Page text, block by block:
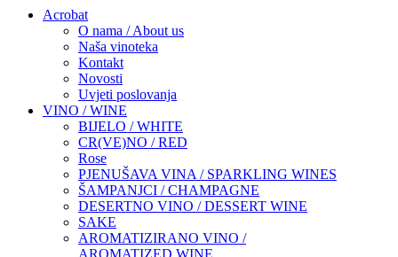
Acrobat
O nama / About us
Naša vinoteka
Kontakt
Novosti
Uvjeti poslovanja
VINO / WINE
BIJELO / WHITE
CR(VE)NO / RED
Rose
PJENUŠAVA VINA / SPARKLING WINES
ŠAMPANJCI / CHAMPAGNE
DESERTNO VINO / DESSERT WINE
SAKE
AROMATIZIRANO VINO /
AROMATIZED WINE